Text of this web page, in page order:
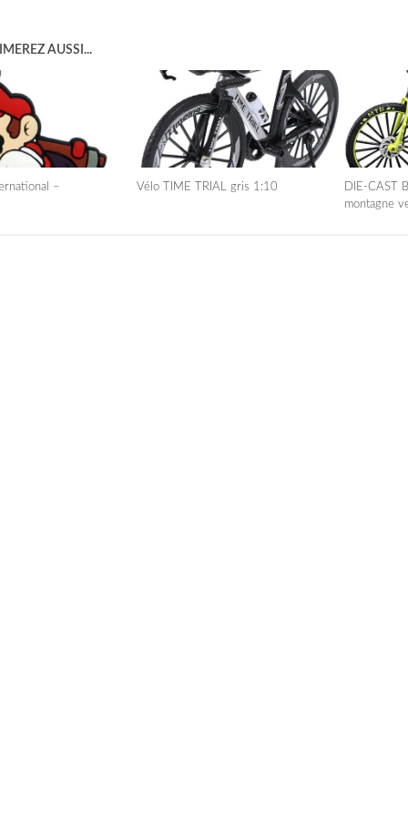
AUSSI...
– Vélo TIME TRIAL gris 1:10
DIE-CAST
montagne